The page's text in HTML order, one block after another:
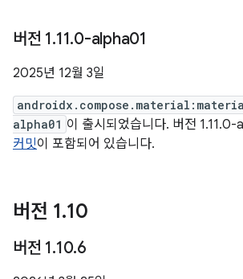
버전 1.11.0-alpha01
2025년 12월 3일
alpha01 이 출시되었습니다. 버전 1.11.0-
커밋이 포함되어 있습니다.
버전 1.10
버전 1.10.6